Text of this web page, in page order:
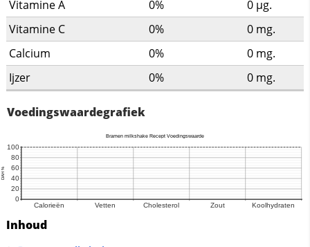
Vitamine A 0% 0 µg.
Vitamine C
0% 0 mg.
Calcium
0% 0 mg.
Ijzer
0% 0 mg.
Voedingswaardegrafiek
Inhoud